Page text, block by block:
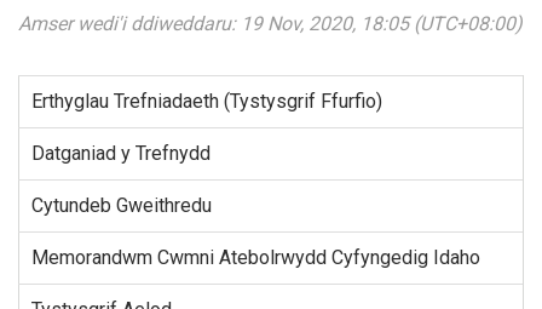
Amser wedi'i ddiweddaru: 19 Nov, 2020, 18:05 (UTC+08:00)
Erthyglau Trefniadaeth (Tystysgrif Ffurfio)
Datganiad y Trefnydd
Cytundeb Gweithredu
Memorandwm Cwmni Atebolrwydd Cyfyngedig Idaho